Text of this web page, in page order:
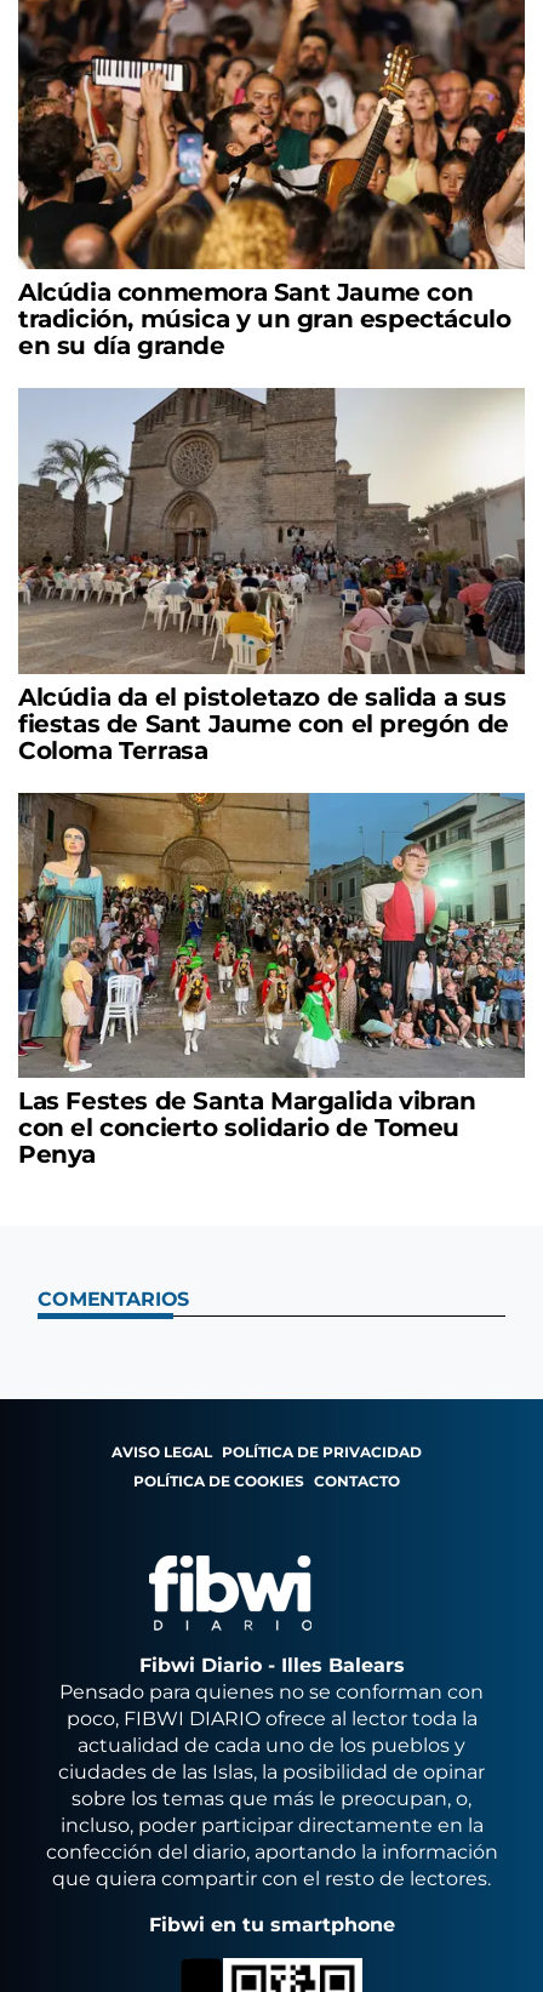
Alcúdia conmemora Sant Jaume con
tradición, música y un gran espectáculo
en su día grande
Alcúdia da el pistoletazo de salida a sus
fiestas de Sant Jaume con el pregón de
Coloma Terrasa
Las Festes de Santa Margalida vibran
con el concierto solidario de Tomeu
Penya
COMENTARIOS
AVISO LEGAL POLÍTICA DE PRIVACIDAD
POLÍTICA DE COOKIES CONTACTO
Fibwi Diario - Illes Balears
Pensado para quienes no se conforman con
poco, FIBWI DIARIO ofrece al lector toda la
actualidad de cada uno de los pueblos y
ciudades de las Islas, la posibilidad de opinar
sobre los temas que más le preocupan, o,
incluso, poder participar directamente en la
confección del diario, aportando la información
que quiera compartir con el resto de lectores.
Fibwi en tu smartphone